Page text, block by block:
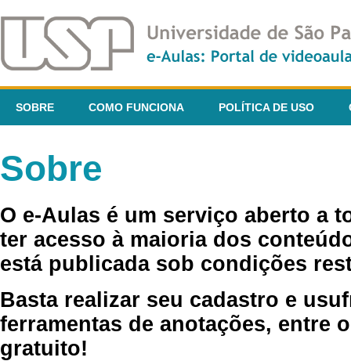
SOBRE COMO FUNCIONA POLÍTICA DE USO
Sobre
O e-Aulas é um serviço aberto a
ter acesso à maioria dos
está publicada sob condições
Basta realizar seu cadastro e
ferramentas de anotações, entre
gratuito!